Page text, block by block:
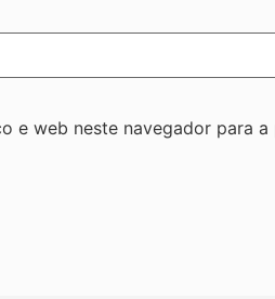
e web neste navegador para